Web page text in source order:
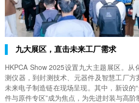
九大展区，直击未来工厂需求
HKPCA Show 2025设置九大主题展区。从
测仪器，到封测技术、元器件及智慧工厂
未来电子制造链在现场呈现。其中，新设的
件与原件专区”成为焦点，为先进封装与高阶